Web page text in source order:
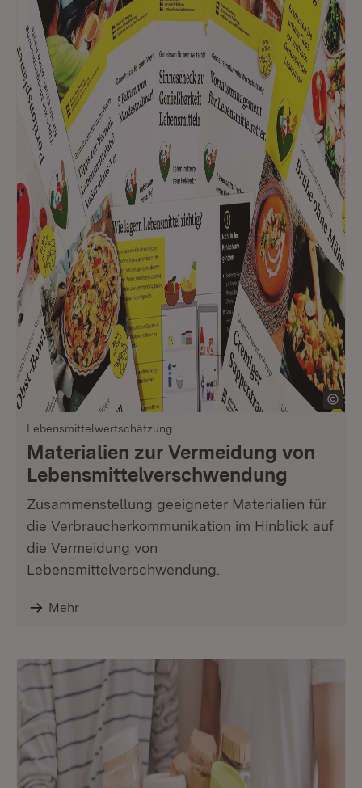
Lebensmittelwertschätzung
Materialien zur Vermeidung von
Lebensmittelver­schwendung
Zusammenstellung geeigneter Materialien für
die Verbraucherkommunikation im Hinblick auf
die Vermeidung von
Lebensmittelverschwendung.
Mehr